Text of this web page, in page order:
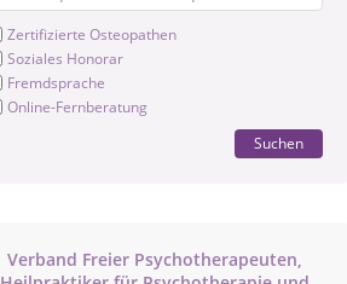
Zertifizierte Osteopathen
Soziales Honorar
Fremdsprache
Online-Fernberatung
Suchen
Verband Freier Psychotherapeuten,